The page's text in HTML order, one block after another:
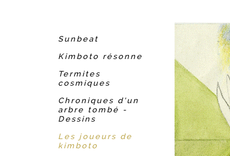
Sunbeat
Kimboto résonne
Termites
cosmiques
Chroniques d'un
arbre tombé -
Dessins
Les joueurs de
kimboto